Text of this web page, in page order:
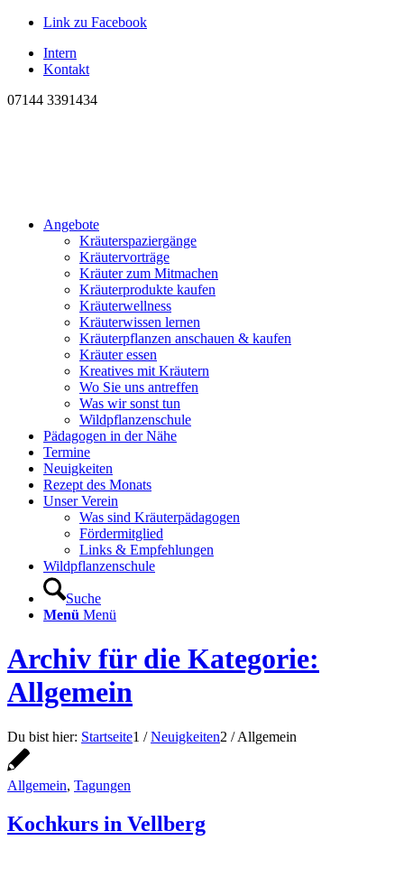
Link zu Facebook
Intern
Kontakt
07144 3391434
Angebote
Kräuterspaziergänge
Kräutervorträge
Kräuter zum Mitmachen
Kräuterprodukte kaufen
Kräuterwellness
Kräuterwissen lernen
Kräuterpflanzen anschauen & kaufen
Kräuter essen
Kreatives mit Kräutern
Wo Sie uns antreffen
Was wir sonst tun
Wildpflanzenschule
Pädagogen in der Nähe
Termine
Neuigkeiten
Rezept des Monats
Unser Verein
Was sind Kräuterpädagogen
Fördermitglied
Links & Empfehlungen
Wildpflanzenschule
Suche
Menü Menü
Archiv für die Kategorie:
Allgemein
Du bist hier: Startseite1 / Neuigkeiten2 / Allgemein
Allgemein, Tagungen
Kochkurs in Vellberg